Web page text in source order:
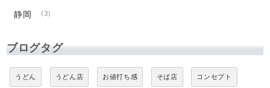
静岡 (3)
ブログタグ
うどん うどん店 お値打ち感 そば店 コンセプト